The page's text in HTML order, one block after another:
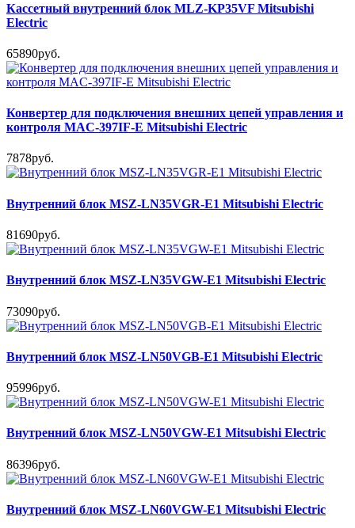
Кассетный внутренний блок MLZ-KP35VF Mitsubishi
Electric
65890руб.
Конвертер для подключения внешних цепей управления и
контроля MAC-397IF-E Mitsubishi Electric
7878руб.
Внутренний блок MSZ-LN35VGR-E1 Mitsubishi Electric
81690руб.
Внутренний блок MSZ-LN35VGW-E1 Mitsubishi Electric
73090руб.
Внутренний блок MSZ-LN50VGB-E1 Mitsubishi Electric
95996руб.
Внутренний блок MSZ-LN50VGW-E1 Mitsubishi Electric
86396руб.
Внутренний блок MSZ-LN60VGW-E1 Mitsubishi Electric